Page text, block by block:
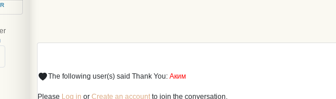
The following user(s) said Thank You: Аким
Please Log in or Create an accountto join the conversation.